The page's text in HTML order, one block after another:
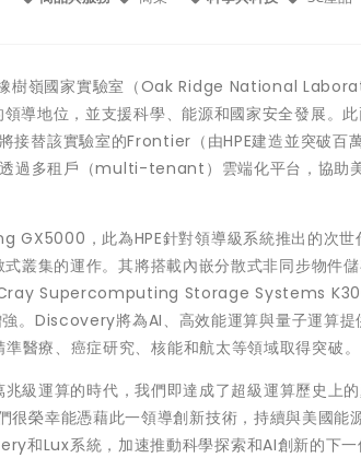
橡樹嶺國家實驗室（Oak Ridge National
導地位，並支援科學、能源和國家安全發展。
替該實驗室的Frontier（由HPE建造並突破百
過多租戶（multi-tenant）雲端化平台，協助
，此為HPE針對領導級系統推出的次世
式叢集的運作。其將搭載內嵌分散式非同步物
Supercomputing Storage Systems
Discovery將為AI、高效能運算與量子運算提
醫療、癌症研究、核能和航太等領域取得突破。
級運算的時代，我們即達成了超級運算歷史上
榮幸能憑藉此一領導創新技術，持續與美國能
和Lux系統，加速推動科學探索和AI創新的下一